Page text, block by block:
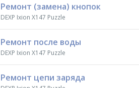
Ремонт (замена) кнопок
DEXP Ixion X147 Puzzle
Ремонт после воды
DEXP Ixion X147 Puzzle
Ремонт цепи заряда